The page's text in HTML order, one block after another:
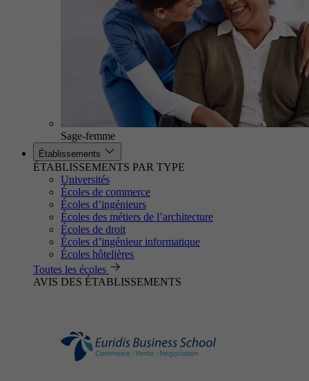
Sage-femme
Établissements
ÉTABLISSEMENTS PAR TYPE
Universités
Écoles de commerce
Écoles d’ingénieurs
Écoles des métiers de l’architecture
Écoles de droit
Écoles d’ingénieur informatique
Écoles hôtelières
Toutes les écoles
AVIS DES ÉTABLISSEMENTS